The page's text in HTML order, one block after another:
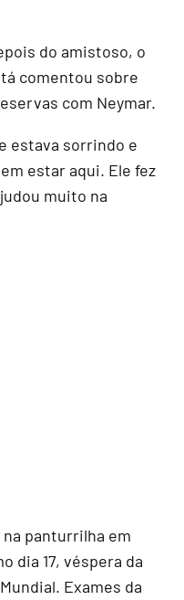
do amistoso, o
comentou sobre
com Neymar.
estava sorrindo e
estar aqui. Ele fez
muito na
panturrilha em
dia 17, véspera da
Exames da